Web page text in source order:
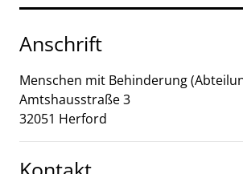
Anschrift
Menschen mit Behinderung
Amtshausstraße3
32051 Herford